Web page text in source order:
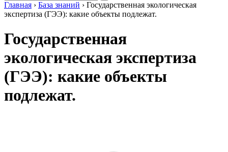
Главная › База знаний › Государственная экологическая
экспертиза (ГЭЭ): какие объекты подлежат.
Государственная
экологическая экспертиза
(ГЭЭ): какие объекты
подлежат.